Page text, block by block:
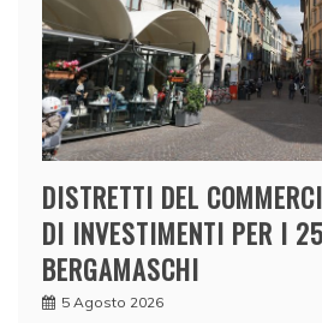
DISTRETTI DEL
DI INVESTIMENTI PER I
BERGAMASCHI
5 Agosto 2026